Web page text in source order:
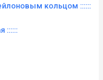
кольцом ::::::
::::::